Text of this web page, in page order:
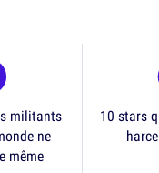
militants
ne
même
10 stars